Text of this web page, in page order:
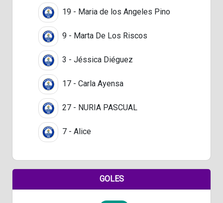
19 - Maria de los Angeles Pino
9 - Marta De Los Riscos
3 - Jéssica Diéguez
17 - Carla Ayensa
27 - NURIA PASCUAL
7 - Alice
GOLES